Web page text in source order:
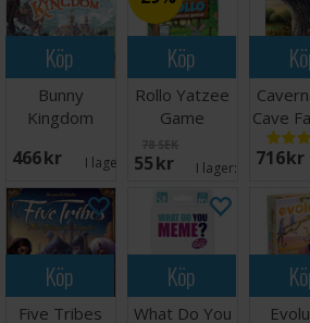
Köp
Bunny
Kingdom
466 SEK I lager: 4
Köp
Rollo Yatzee
Game
Tärningsspel
78 SEK
55 SEK I lager:
Cave
716 SEK
Köp
Five Tribes
Köp
What Do You